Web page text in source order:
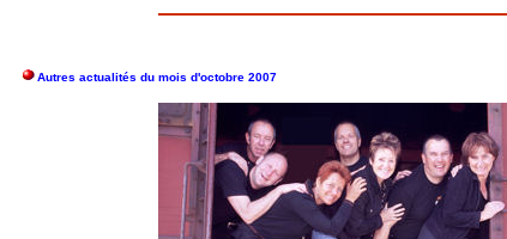
Autres actualités du mois d'octobre 2007